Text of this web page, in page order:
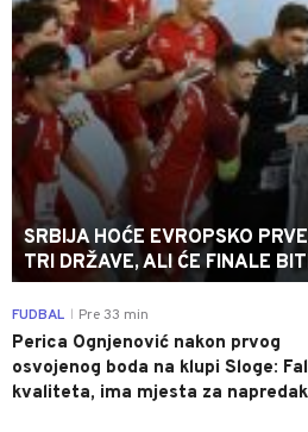
SRBIJA HOĆE EVROPSKO
TRI DRŽAVE, ALI ĆE FINALE
FUDBAL Pre 33 min
Perica Ognjenović nakon prvog
osvojenog boda na klupi Sloge:
kvaliteta, ima mjesta za napredak